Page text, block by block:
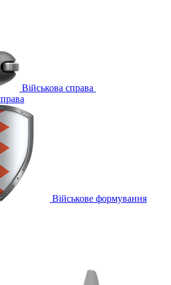
Військова справа
Військове формування